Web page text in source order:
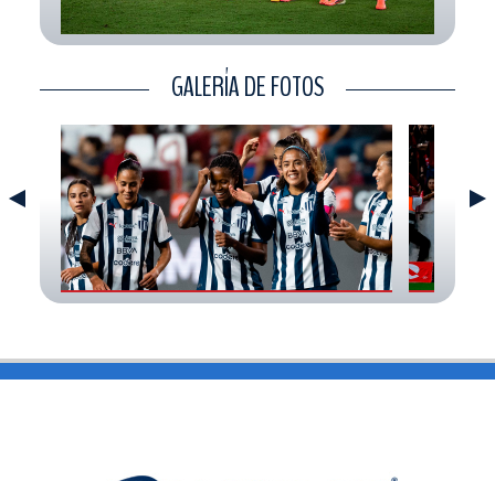
CONTACTO
GALERÍA DE FOTOS